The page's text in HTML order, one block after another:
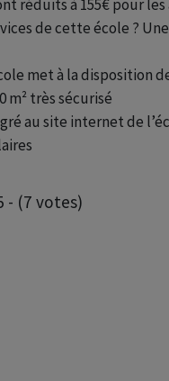
réduits à 155€ pour les
de cette école ?
met à la disposition
m² très sécurisé
au site internet de
- (7 votes)